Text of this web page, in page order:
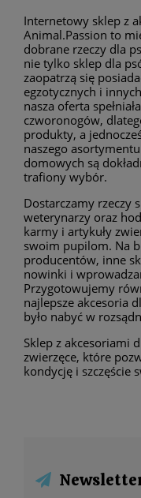
Internetowy sklep z
Animal.Passion to
dobrane rzeczy dla
nie tylko sklep dla
zaopatrzą się
egzotycznych i
nasza oferta
czworonogów,
produkty, a
naszego
domowych są
trafiony wybór.
Dostarczamy rzeczy
weterynarzy oraz
karmy i artykuły
swoim pupilom. Na
producentów, inne
nowinki i
Przygotowujemy
najlepsze akcesoria
było nabyć w
Sklep z akcesoriami
zwierzęce, które
kondycję i szczęście